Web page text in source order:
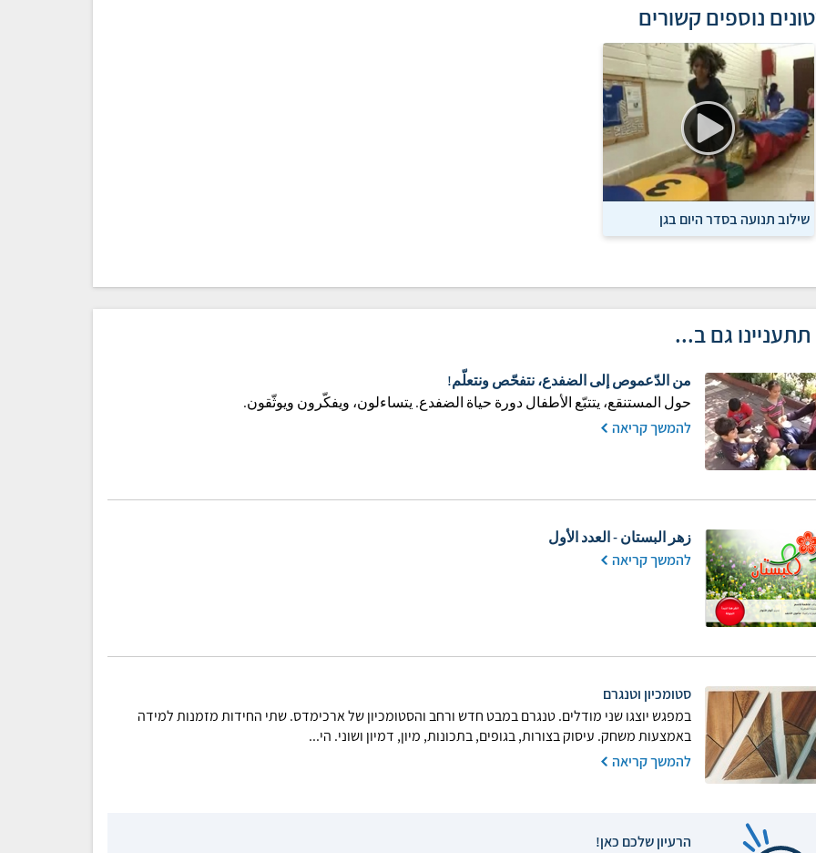
נוספים קשורים
שילוב תנועה בסדר היום בגן
תתעניינו גם ב...
من الدّعموص إلى الضفدع، نتفحّص ونتعلّم!
حول المستنقع، يتتبّع الأطفال دورة حياة الضفدع. يتساءلون، ويفكّرون ويوثّقون.
להמשך קריאה
زهر البستان - العدد الأول
להמשך קריאה
סטומכיון וטנגרם
במפגש יוצגו שני מודלים. טנגרם במבט חדש ורחב והסטומכיון של ארכימדס. שתי החידות מזמנות למידה
באמצעות משחק. עיסוק בצורות, בגופים, בתכונות, מיון, דמיון ושוני. הי...
להמשך קריאה
הרעיון שלכם כאן!